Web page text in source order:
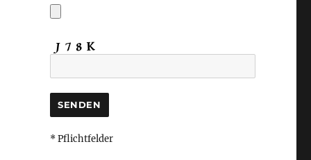
* Pflichtfelder